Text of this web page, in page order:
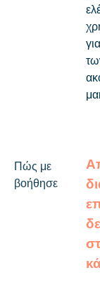
Πώς με
βοήθησε